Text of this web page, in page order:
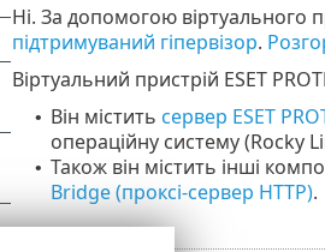
Ні. За допомогою віртуального
підтримуваний гіпервізор.
Віртуальний пристрій ESET
• Він містить сервер ESET
операційну систему (Rocky
• Також він містить інші
Bridge (проксі-сервер HTTP).